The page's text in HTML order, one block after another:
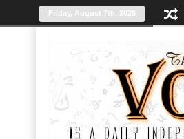
Friday, August 7th, 2026